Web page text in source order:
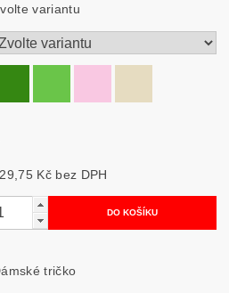
variantu
329,75 Kč bez DPH
tričko